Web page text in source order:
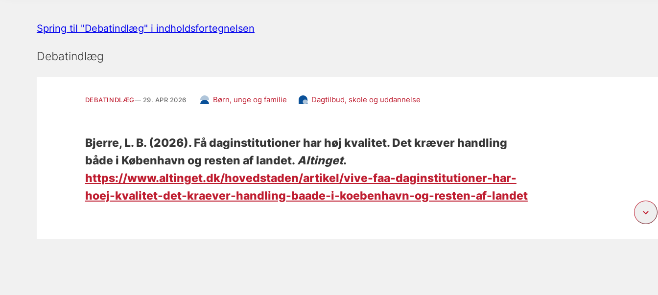
Spring til "Debatindlæg" i indholdsfortegnelsen
Debatindlæg
DEBATINDLÆG 29. APR 2026 Børn, unge og familie Dagtilbud, skole og uddannelse
Bjerre, L. B.(2026). Få daginstitutioner har høj kvalitet. Det kræver handling
både i København og resten af landet.Altinget.
https://www.altinget.dk/hovedstaden/artikel/vive-faa-daginstitutioner-har-
hoej-kvalitet-det-kraever-handling-baade-i-koebenhavn-og-resten-af-landet